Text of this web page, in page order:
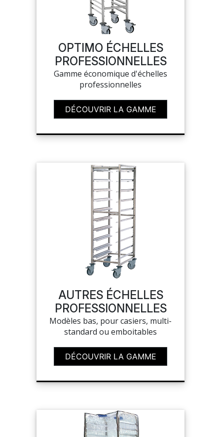
OPTIMO ÉCHELLES
PROFESSIONNELLES
Gamme économique d'échelles
professionnelles
DÉCOUVRIR LA GAMME
AUTRES ÉCHELLES
PROFESSIONNELLES
Modèles bas, pour casiers, multi-
standard ou emboitables
DÉCOUVRIR LA GAMME